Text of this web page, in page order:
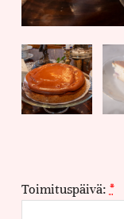
Toimituspäivä: *